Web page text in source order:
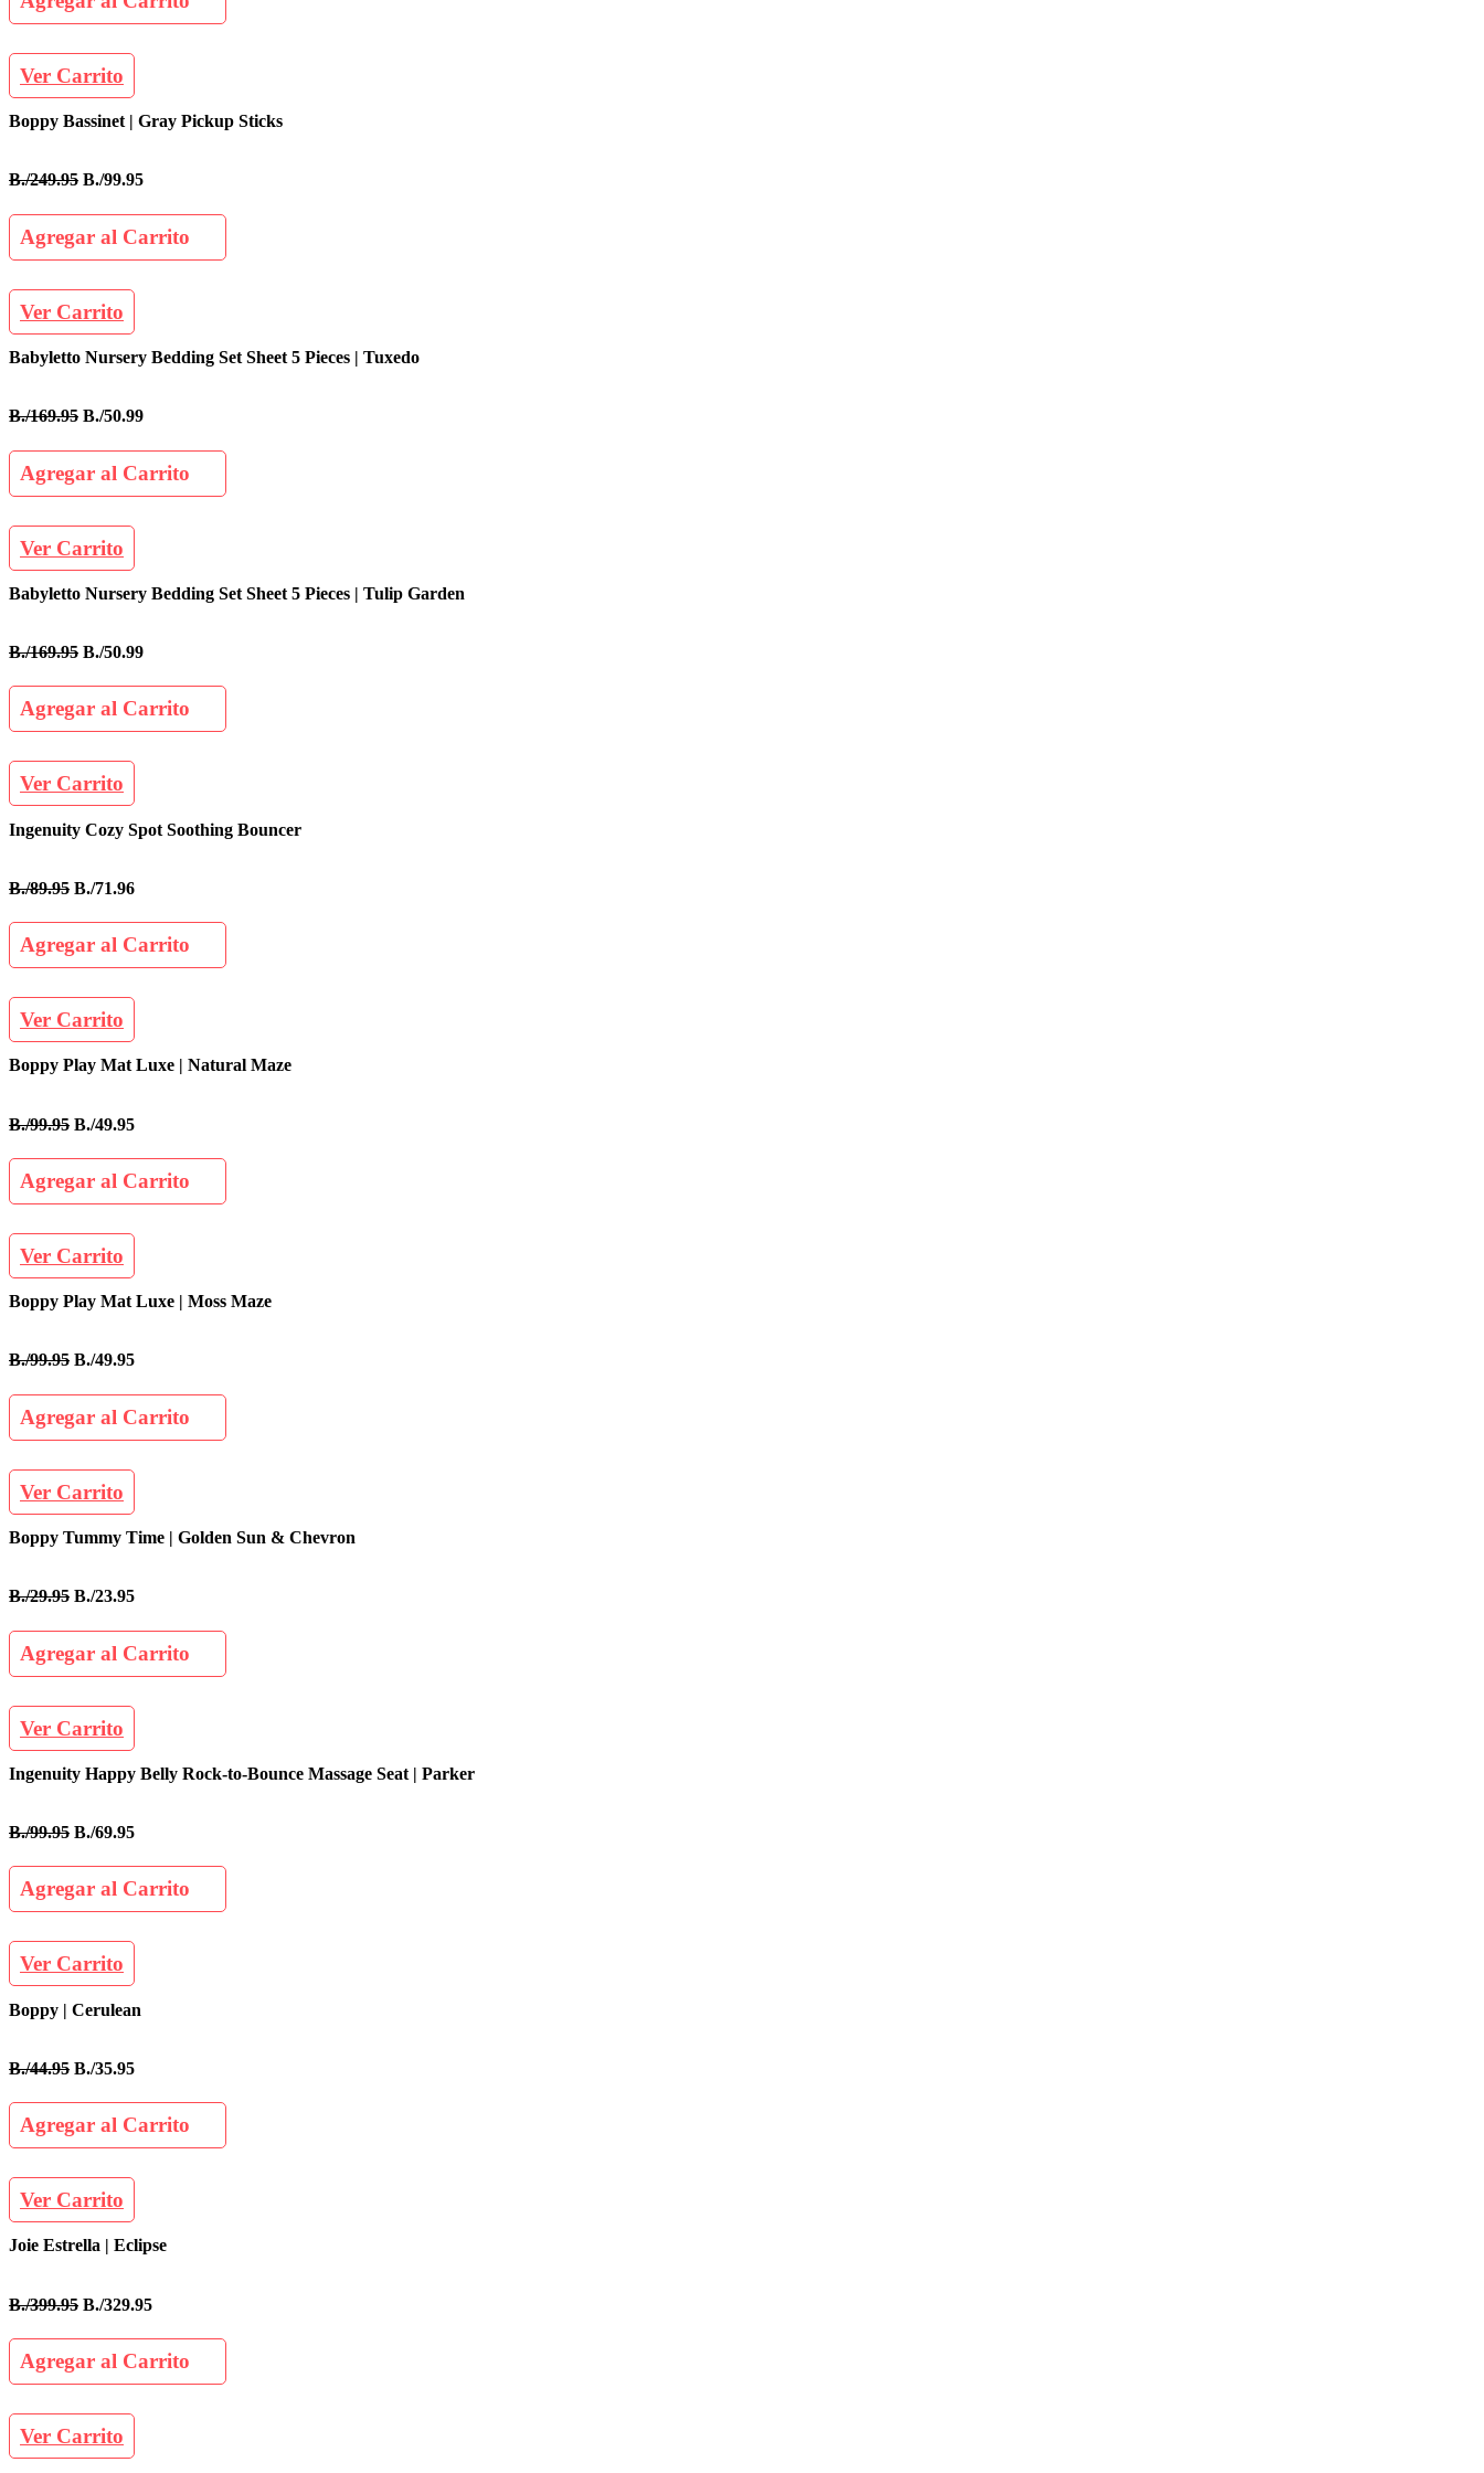
Ver Carrito
Boppy Bassinet | Gray Pickup Sticks
B./249.95 B./99.95
Agregar al Carrito
Ver Carrito
Babyletto Nursery Bedding Set Sheet 5 Pieces | Tuxedo
B./169.95 B./50.99
Agregar al Carrito
Ver Carrito
Babyletto Nursery Bedding Set Sheet 5 Pieces | Tulip Garden
B./169.95 B./50.99
Agregar al Carrito
Ver Carrito
Ingenuity Cozy Spot Soothing Bouncer
B./89.95 B./71.96
Agregar al Carrito
Ver Carrito
Boppy Play Mat Luxe | Natural Maze
B./99.95 B./49.95
Agregar al Carrito
Ver Carrito
Boppy Play Mat Luxe | Moss Maze
B./99.95 B./49.95
Agregar al Carrito
Ver Carrito
Boppy Tummy Time | Golden Sun & Chevron
B./29.95 B./23.95
Agregar al Carrito
Ver Carrito
Ingenuity Happy Belly Rock-to-Bounce Massage Seat | Parker
B./99.95 B./69.95
Agregar al Carrito
Ver Carrito
Boppy | Cerulean
B./44.95 B./35.95
Agregar al Carrito
Ver Carrito
Joie Estrella | Eclipse
B./399.95 B./329.95
Agregar al Carrito
Ver Carrito